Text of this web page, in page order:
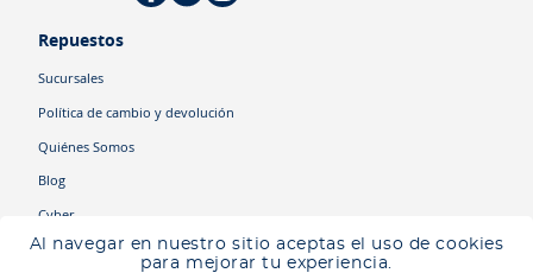
Al navegar en nuestro sitio aceptas el uso de cookies
para mejorar tu experiencia.
Repuestos
Sucursales
Política de cambio y devolución
Quiénes Somos
Blog
Cyber